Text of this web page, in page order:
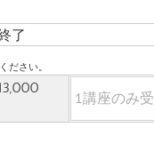
了
ださい。